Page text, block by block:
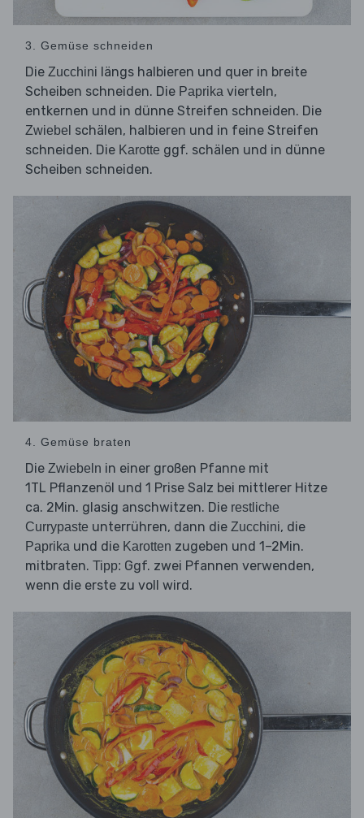
3. Gemüse schneiden
Die Zucchini längs halbieren und quer in breite
Scheiben schneiden. Die Paprika vierteln,
entkernen und in dünne Streifen schneiden. Die
Zwiebel schälen, halbieren und in feine Streifen
schneiden. Die Karotte ggf. schälen und in dünne
Scheiben schneiden.
4. Gemüse braten
Die Zwiebeln in einer großen Pfanne mit
1TL Pflanzenöl und 1 Prise Salz bei mittlerer Hitze
ca. 2Min. glasig anschwitzen. Die restliche
Currypaste unterrühren, dann die Zucchini, die
Paprika und die Karotten zugeben und 1–2Min.
mitbraten. Tipp: Ggf. zwei Pfannen verwenden,
wenn die erste zu voll wird.